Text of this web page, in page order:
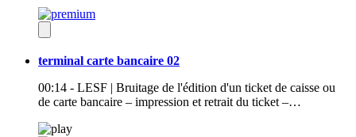
terminal carte bancaire 02
00:14 - LESF | Bruitage de l'édition d'un ticket de caisse ou
de carte bancaire – impression et retrait du ticket –…